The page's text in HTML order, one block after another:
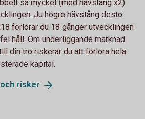
så mycket (med hävstång x2)
Ju högre hävstång desto
förlorar du 18 gånger utvecklingen
håll. Om underliggande marknad
din tro riskerar du att förlora hela
kapital.
risker